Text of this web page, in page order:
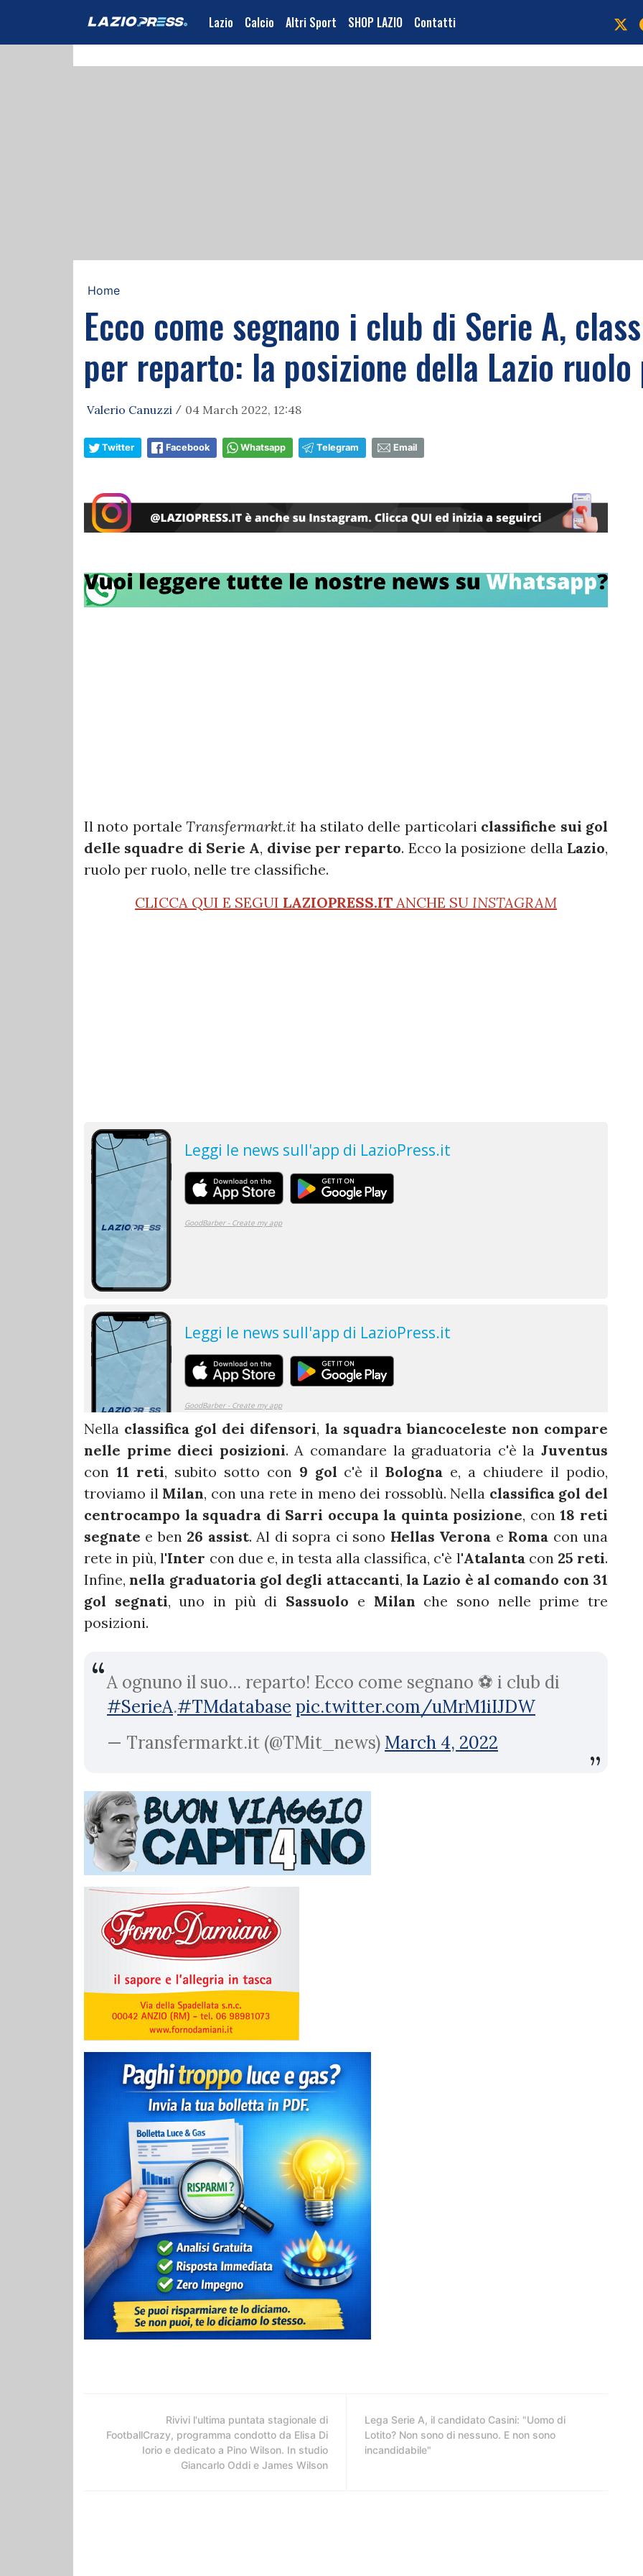
Lazio Calcio Altri Sport SHOP LAZIO Contatti
Home
Ecco come segnano i club di Serie A,
per reparto: la posizione della Lazio ruolo
Valerio Canuzzi / 04 March 2022, 12:48
Twitter Facebook Whatsapp Telegram Email
Il noto portaleTransfermarkt.it ha stilato delle particolari classifiche sui gol
delle squadre di Serie A, divise per reparto. Ecco la posizione della Lazio,
ruolo per ruolo, nelle tre classifiche.
CLICCA QUI E SEGUI LAZIOPRESS.IT ANCHE SU INSTAGRAM
Nella classifica gol dei difensori, la squadra biancoceleste non compare
nelle prime dieci posizioni. A comandare la graduatoria c'è laJuventus
con 11 reti, subito sotto con 9 gol c'è ilBologna e, a chiudere il podio,
troviamo il Milan, con una rete in meno dei rossoblù. Nella classifica gol del
centrocampo la squadra di Sarri occupa la quinta posizione, con18 reti
segnate e ben 26 assist. Al di sopra ci sono Hellas Verona e Roma con una
rete in più, l'Inter con due e, in testa alla classifica, c'è l'Atalantacon 25 reti.
Infine,nella graduatoria gol degli attaccanti,la Lazio è al comando con 31
gol segnati, uno in più di Sassuolo e Milan che sono nelle prime tre
posizioni.
A ognuno il suo... reparto! Ecco come segnano ⚽ i club di
#SerieA.#TMdatabase pic.twitter.com/uMrM1iIJDW
— Transfermarkt.it (@TMit_news) March 4, 2022
Rivivi l'ultima puntata stagionale di
FootballCrazy, programma condotto da Elisa Di
Iorio e dedicato a Pino Wilson. In studio
Giancarlo Oddi e James Wilson
Lega Serie A, il candidato Casini: "Uomo di
Lotito? Non sono di nessuno. E non sono
incandidabile"